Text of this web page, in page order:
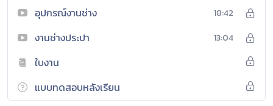
อุปกรณ์งานช่าง 18:42
งานช่างประปา 13:04
ใบงาน
แบบทดสอบหลังเรียน